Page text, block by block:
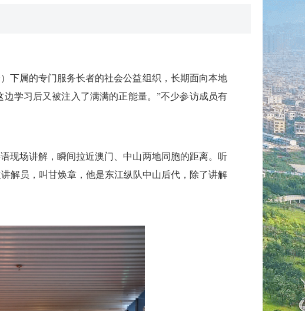
下属的专门服务长者的社会公益组织，长期面向本地
学习后又被注入了满满的正能量。”不少参访成员有
现场讲解，瞬间拉近澳门、中山两地同胞的距离。听
解员，叫甘焕章，他是东江纵队中山后代，除了讲解